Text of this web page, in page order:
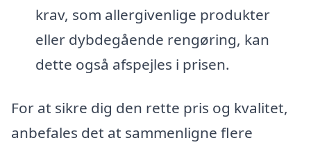
krav, som allergivenlige produkter
eller dybdegående rengøring, kan
dette også afspejles i prisen.
For at sikre dig den rette pris og kvalitet,
anbefales det at sammenligne flere